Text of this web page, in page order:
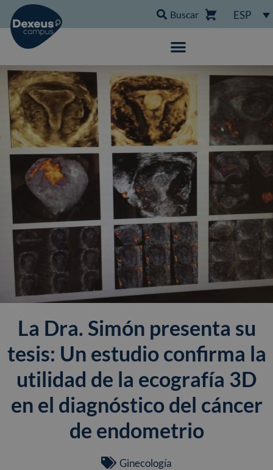
Buscar ESP
La Dra. Simón presenta su
tesis: Un estudio confirma la
utilidad de la ecografía 3D
en el diagnóstico del cáncer
de endometrio
Ginecología